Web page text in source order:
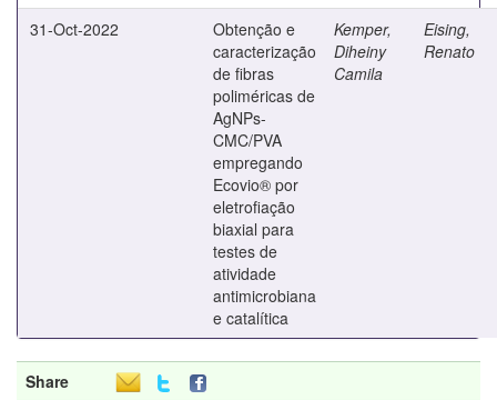
31-Oct-2022
Obtenção e
caracterização
de fibras
poliméricas de
AgNPs-
CMC/PVA
empregando
Ecovio® por
eletrofiação
biaxial para
testes de
atividade
antimicrobiana
e catalítica
Kemper,
Diheiny
Camila
Eising,
Renato
Share